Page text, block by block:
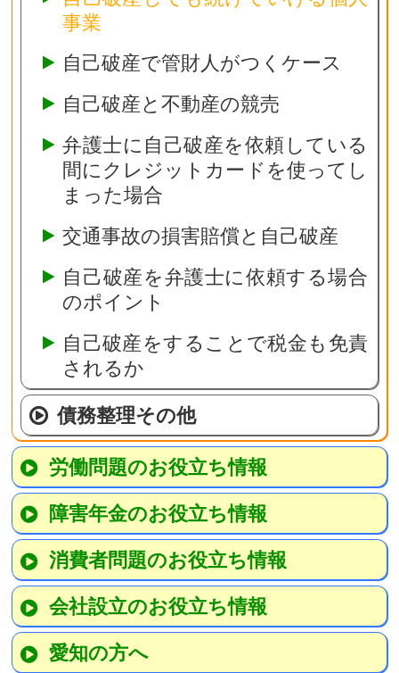
事業
自己破産で管財人がつくケース
自己破産と不動産の競売
弁護士に自己破産を依頼している
間にクレジットカードを使ってし
まった場合
交通事故の損害賠償と自己破産
自己破産を弁護士に依頼する場合
のポイント
自己破産をすることで税金も免責
されるか
債務整理その他
労働問題のお役立ち情報
障害年金のお役立ち情報
消費者問題のお役立ち情報
会社設立のお役立ち情報
愛知の方へ